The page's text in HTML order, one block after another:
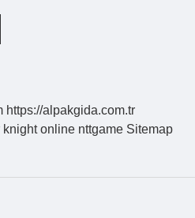
https://alpakgida.com.tr
knight online nttgame Sitemap